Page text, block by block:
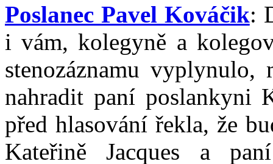
Poslanec Pavel Kováčik:
i vám, kolegyně a
stenozáznamu
nahradit paní poslankyni
před hlasování řekla, že
Kateřině Jacques a